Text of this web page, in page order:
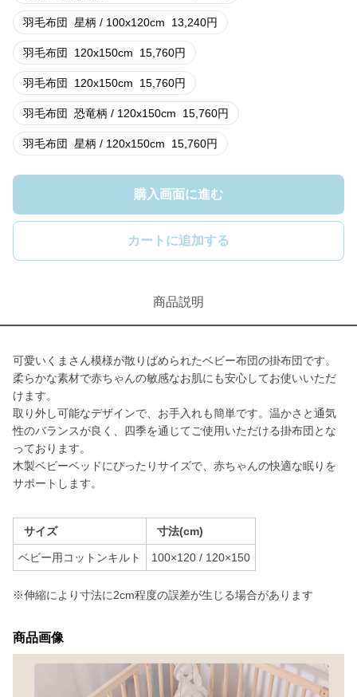
羽毛布団 星柄 / 100x120cm 13,240円
羽毛布団 120x150cm 15,760円
羽毛布団 120x150cm 15,760円
羽毛布団 恐竜柄 / 120x150cm 15,760円
羽毛布団 星柄 / 120x150cm 15,760円
購入画面に進む
カートに追加する
商品説明
可愛いくまさん模様が散りばめられたベビー布団の掛布団です。
柔らかな素材で赤ちゃんの敏感なお肌にも安心してお使いいただ
けます。
取り外し可能なデザインで、お手入れも簡単です。温かさと通気
性のバランスが良く、四季を通じてご使用いただける掛布団とな
っております。
木製ベビーベッドにぴったりサイズで、赤ちゃんの快適な眠りを
サポートします。
サイズ 寸法(cm)
ベビー用コットンキルト 100×120 / 120×150
※伸縮により寸法に2cm程度の誤差が生じる場合があります
商品画像